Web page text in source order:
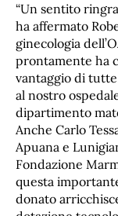
“Un sentito
ha affermato
ginecologia
prontamente ha
vantaggio di
al nostro
dipartimento
Anche Carlo
Apuana e
Fondazione
questa
donato